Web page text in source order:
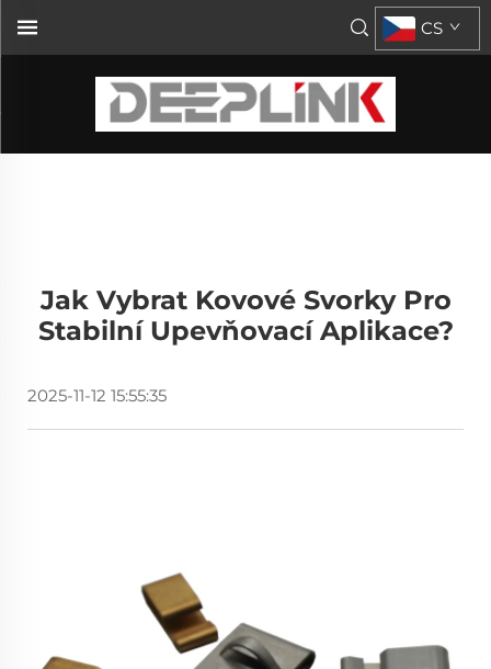
CS
Jak Vybrat Kovové Svorky Pro
Stabilní Upevňovací Aplikace?
2025-11-12 15:55:35